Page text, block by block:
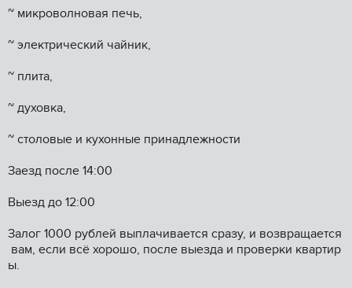
~ микроволновая печь,
~ электрический чайник,
~ плита,
~ духовка,
~ столовые и кухонные принадлежности
Заезд после 14:00
Выезд до 12:00
Залог 1000 рублей выплачивается сразу, и возвращается
вам, если всё хорошо, после выезда и проверки квартир
ы.